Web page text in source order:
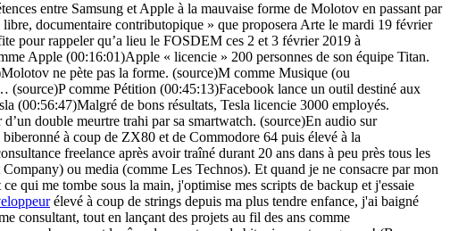
entre Samsung et Apple à la mauvaise forme de Molotov en passant par
documentaire contributopique » que proposera Arte le mardi 19 février
pour rappeler qu’a lieu le FOSDEM ces 2 et 3 février 2019 à
Apple (00:16:01)Apple « licencie » 200 personnes de son équipe Titan.
ne pète pas la forme. (source)M comme Musique (ou
comme Pétition (00:45:13)Facebook lance un outil destiné aux
(00:56:47)Malgré de bons résultats, Tesla licencie 3000 employés.
double meurtre trahi par sa smartwatch. (source)En audio sur
à coup de ZX80 et de Commodore 64 puis élevé à la
freelance après avoir traîné durant 20 ans dans à peu près tous les
ou media (comme Les Technos). Et quand je ne consacre par mon
qui me tombe sous la main, j'optimise mes scripts de backup et j'essaie
élevé à coup de strings depuis ma plus tendre enfance, j'ai baigné
consultant, tout en lançant des projets au fil des ans comme